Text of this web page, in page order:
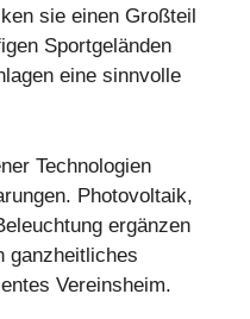
sie einen Großteil
Sportgeländen
eine sinnvolle
Technologien
Photovoltaik,
ergänzen
ganzheitliches
Vereinsheim.